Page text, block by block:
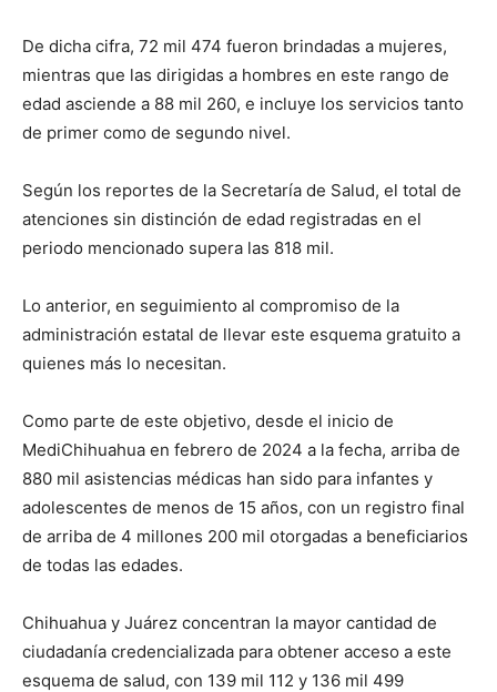
De dicha cifra, 72 mil 474 fueron brindadas a mujeres,
mientras que las dirigidas a hombres en este rango de
edad asciende a 88 mil 260, e incluye los servicios tanto
de primer como de segundo nivel.
Según los reportes de la Secretaría de Salud, el total de
atenciones sin distinción de edad registradas en el
periodo mencionado supera las 818 mil.
Lo anterior, en seguimiento al compromiso de la
administración estatal de llevar este esquema gratuito a
quienes más lo necesitan.
Como parte de este objetivo, desde el inicio de
MediChihuahua en febrero de 2024 a la fecha, arriba de
880 mil asistencias médicas han sido para infantes y
adolescentes de menos de 15 años, con un registro final
de arriba de 4 millones 200 mil otorgadas a beneficiarios
de todas las edades.
Chihuahua y Juárez concentran la mayor cantidad de
ciudadanía credencializada para obtener acceso a este
esquema de salud, con 139 mil 112 y 136 mil 499